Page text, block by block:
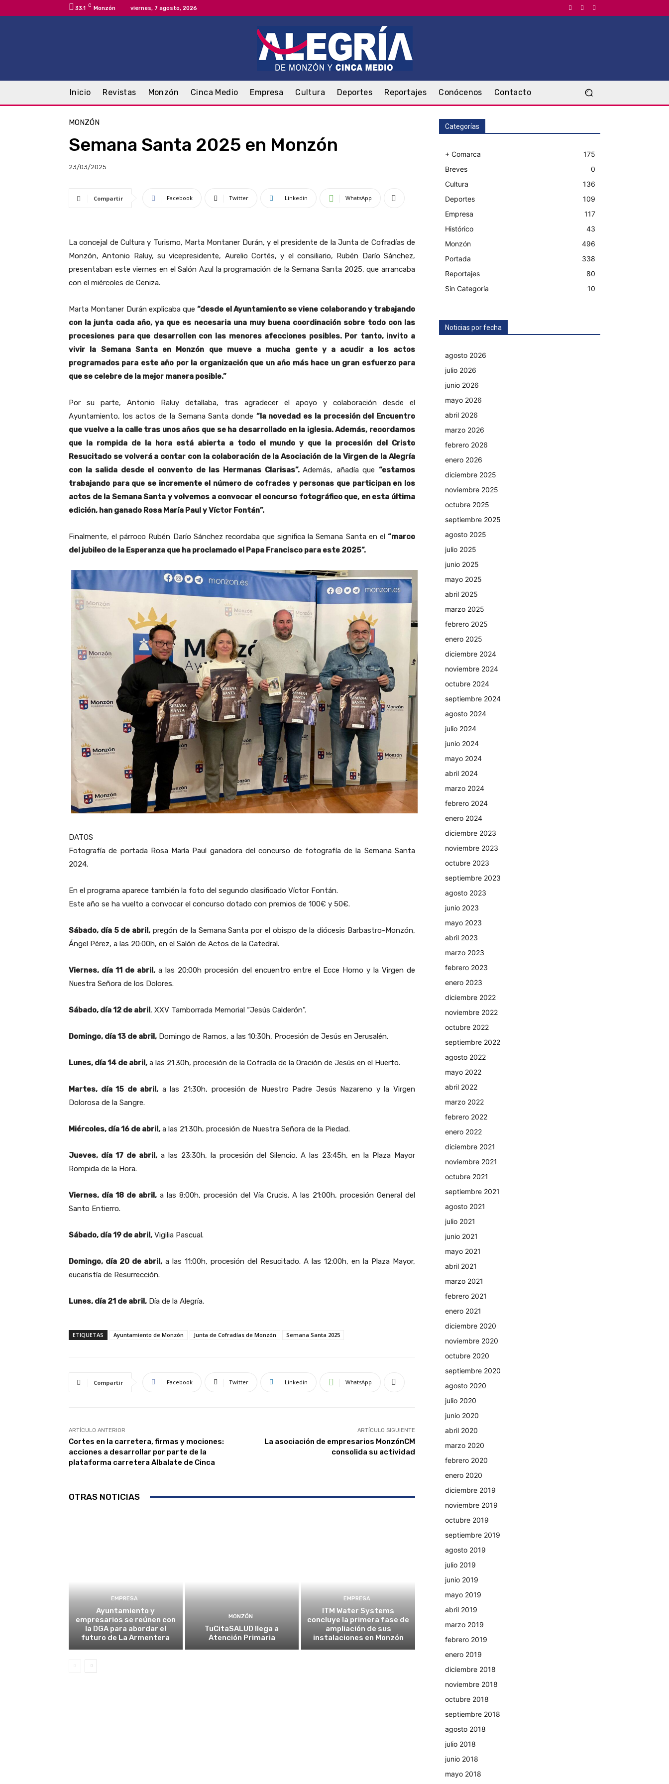
33.1 C Monzón viernes, 7 agosto, 2026
Inicio Revistas Monzón Cinca Medio Empresa Cultura Deportes Reportajes Conócenos Contacto
MONZÓN
Semana Santa 2025 en Monzón
23/03/2025
Compartir Facebook Twitter Linkedin WhatsApp
La concejal de Cultura y Turismo, Marta Montaner Durán, y el presidente de la Junta de Cofradías de
Monzón, Antonio Raluy, su vicepresidente, Aurelio Cortés, y el consiliario, Rubén Darío Sánchez,
presentaban este viernes en el Salón Azul la programación de la Semana Santa 2025, que arrancaba
con el miércoles de Ceniza.
Marta Montaner Durán explicaba que“desde el Ayuntamiento se viene colaborando y trabajando
con la junta cada año, ya que es necesaria una muy buena coordinación sobre todo con las
procesiones para que desarrollen con las menores afecciones posibles. Por tanto, invito a
vivir la Semana Santa en Monzón que mueve a mucha gente y a acudir a los actos
programados para este año por la organización que un año más hace un gran esfuerzo para
que se celebre de la mejor manera posible.”
Por su parte, Antonio Raluy detallaba, tras agradecer el apoyo y colaboración desde el
Ayuntamiento, los actos de la Semana Santa donde “la novedad es la procesión del Encuentro
que vuelve a la calle tras unos años que se ha desarrollado en la iglesia. Además, recordamos
que la rompida de la hora está abierta a todo el mundo y que la procesión del Cristo
Resucitado se volverá a contar con la colaboración de la Asociación de la Virgen de la Alegría
con la salida desde el convento de las Hermanas Clarisas”.Además, añadía que“estamos
trabajando para que se incremente el número de cofrades y personas que participan en los
actos de la Semana Santa y volvemos a convocar el concurso fotográfico que, en esta última
edición, han ganado Rosa María Paul y Víctor Fontán”.
Finalmente, el párroco Rubén Darío Sánchez recordaba que significa la Semana Santa en el “marco
del jubileo de la Esperanza que ha proclamado el Papa Francisco para este 2025”.
DATOS
Fotografía de portada Rosa María Paul ganadora del concurso de fotografía de la Semana Santa
2024.
En el programa aparece también la foto del segundo clasificado Víctor Fontán.
Este año se ha vuelto a convocar el concurso dotado con premios de 100€ y 50€.
Sábado, día 5 de abril, pregón de la Semana Santa por el obispo de la diócesis Barbastro-Monzón,
Ángel Pérez, a las 20:00h, en el Salón de Actos de la Catedral.
Viernes, día 11 de abril, a las 20:00h procesión del encuentro entre el Ecce Homo y la Virgen de
Nuestra Señora de los Dolores.
Sábado, día 12 de abril, XXV Tamborrada Memorial “Jesús Calderón”.
Domingo, día 13 de abril, Domingo de Ramos, a las 10:30h, Procesión de Jesús en Jerusalén.
Lunes, día 14 de abril, a las 21:30h, procesión de la Cofradía de la Oración de Jesús en el Huerto.
Martes, día 15 de abril, a las 21:30h, procesión de Nuestro Padre Jesús Nazareno y la Virgen
Dolorosa de la Sangre.
Miércoles, día 16 de abril, a las 21:30h, procesión de Nuestra Señora de la Piedad.
Jueves, día 17 de abril,a las 23:30h, la procesión del Silencio. A las 23:45h, en la Plaza Mayor
Rompida de la Hora.
Viernes, día 18 de abril, a las 8:00h, procesión del Vía Crucis. A las 21:00h, procesión General del
Santo Entierro.
Sábado, día 19 de abril, Vigilia Pascual.
Domingo, día 20 de abril, a las 11:00h, procesión del Resucitado. A las 12:00h, en la Plaza Mayor,
eucaristía de Resurrección.
Lunes, día 21 de abril, Día de la Alegría.
ETIQUETAS Ayuntamiento de Monzón Junta de Cofradías de Monzón Semana Santa 2025
Compartir Facebook Twitter Linkedin WhatsApp
ARTÍCULO ANTERIOR
Cortes en la carretera, firmas y mociones:
acciones a desarrollar por parte de la
plataforma carretera Albalate de Cinca
ARTÍCULO SIGUIENTE
La asociación de empresarios MonzónCM
consolida su actividad
OTRAS NOTICIAS
EMPRESA
Ayuntamiento y
empresarios se reúnen con
la DGA para abordar el
futuro de La Armentera
MONZÓN
TuCitaSALUD llega a
Atención Primaria
EMPRESA
ITM Water Systems
concluye la primera fase de
ampliación de sus
instalaciones en Monzón
Categorías
+ Comarca
175
Breves
0
Cultura
136
Deportes
109
Empresa
117
Histórico
43
Monzón
496
Portada
338
Reportajes
80
Sin Categoría
10
Noticias por fecha
agosto 2026
julio 2026
junio 2026
mayo 2026
abril 2026
marzo 2026
febrero 2026
enero 2026
diciembre 2025
noviembre 2025
octubre 2025
septiembre 2025
agosto 2025
julio 2025
junio 2025
mayo 2025
abril 2025
marzo 2025
febrero 2025
enero 2025
diciembre 2024
noviembre 2024
octubre 2024
septiembre 2024
agosto 2024
julio 2024
junio 2024
mayo 2024
abril 2024
marzo 2024
febrero 2024
enero 2024
diciembre 2023
noviembre 2023
octubre 2023
septiembre 2023
agosto 2023
junio 2023
mayo 2023
abril 2023
marzo 2023
febrero 2023
enero 2023
diciembre 2022
noviembre 2022
octubre 2022
septiembre 2022
agosto 2022
mayo 2022
abril 2022
marzo 2022
febrero 2022
enero 2022
diciembre 2021
noviembre 2021
octubre 2021
septiembre 2021
agosto 2021
julio 2021
junio 2021
mayo 2021
abril 2021
marzo 2021
febrero 2021
enero 2021
diciembre 2020
noviembre 2020
octubre 2020
septiembre 2020
agosto 2020
julio 2020
junio 2020
abril 2020
marzo 2020
febrero 2020
enero 2020
diciembre 2019
noviembre 2019
octubre 2019
septiembre 2019
agosto 2019
julio 2019
junio 2019
mayo 2019
abril 2019
marzo 2019
febrero 2019
enero 2019
diciembre 2018
noviembre 2018
octubre 2018
septiembre 2018
agosto 2018
julio 2018
junio 2018
mayo 2018